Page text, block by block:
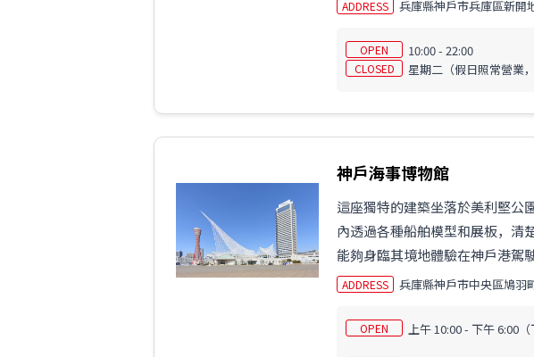
ADDRESS 兵庫縣神戶市兵庫區新開
OPEN 10:00 - 22:00
CLOSED 星期二（假日照常營業
神戶海事博物館
這座獨特的建築坐落於美利堅公
內透過各種船舶模型和展板，清
能夠身臨其境地體驗在神戶港駕
ADDRESS 兵庫縣神戶市中央區鳩羽
OPEN 上午 10:00 - 下午 6:00（